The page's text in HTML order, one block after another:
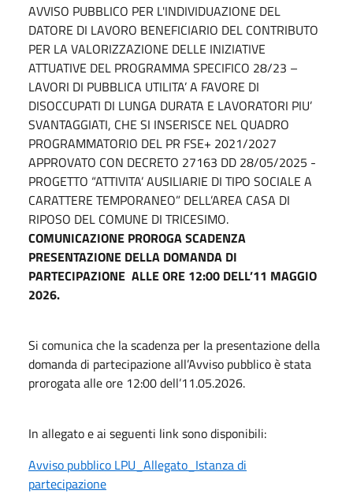
AVVISO PUBBLICO PER L'INDIVIDUAZIONE DEL
DATORE DI LAVORO BENEFICIARIO DEL CONTRIBUTO
PER LA VALORIZZAZIONE DELLE INIZIATIVE
ATTUATIVE DEL PROGRAMMA SPECIFICO 28/23 –
LAVORI DI PUBBLICA UTILITA’ A FAVORE DI
DISOCCUPATI DI LUNGA DURATA E LAVORATORI PIU’
SVANTAGGIATI, CHE SI INSERISCE NEL QUADRO
PROGRAMMATORIO DEL PR FSE+ 2021/2027
APPROVATO CON DECRETO 27163 DD 28/05/2025 -
PROGETTO “ATTIVITA’ AUSILIARIE DI TIPO SOCIALE A
CARATTERE TEMPORANEO” DELL’AREA CASA DI
RIPOSO DEL COMUNE DI TRICESIMO.
COMUNICAZIONE PROROGA SCADENZA
PRESENTAZIONE DELLA DOMANDA DI
PARTECIPAZIONE ALLE ORE 12:00 DELL’11 MAGGIO
2026.
Si comunica che la scadenza per la presentazione della
domanda di partecipazione all’Avviso pubblico è stata
prorogata alle ore 12:00 dell’11.05.2026.
In allegato e ai seguenti link sono disponibili:
Avviso pubblico LPU_Allegato_Istanza di
partecipazione